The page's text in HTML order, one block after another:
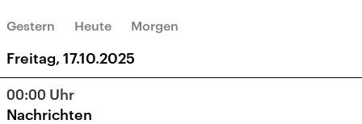
Mo Di Mi Do
6
Gestern Heute Morgen
Freitag, 17.10.2025
00:00 Uhr
Nachrichten